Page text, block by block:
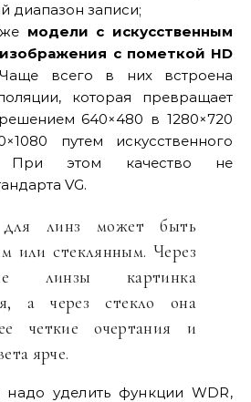
диапазон записи;
модели с искусственным
с пометкой HD
всего в них встроена
которая превращает
640×480 в 1280×720
путем искусственного
При этом качество не
VG.
для линз может быть
или стеклянным. Через
линзы картинка
а через стекло она
четкие очертания и
ярче.
уделить функции WDR,